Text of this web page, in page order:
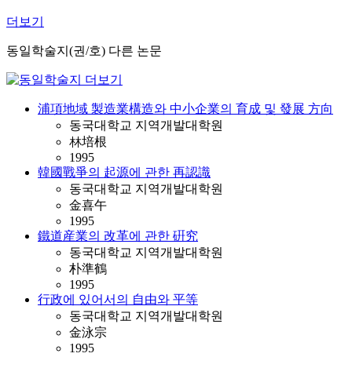
더보기
동일학술지(권/호) 다른 논문
浦項地域 製造業構造와 中小企業의 育成 및 發展 方向
동국대학교 지역개발대학원
林培根
1995
韓國戰爭의 起源에 관한 再認識
동국대학교 지역개발대학원
金喜午
1995
鐵道産業의 改革에 관한 硏究
동국대학교 지역개발대학원
朴準鶴
1995
行政에 있어서의 自由와 平等
동국대학교 지역개발대학원
金泳宗
1995